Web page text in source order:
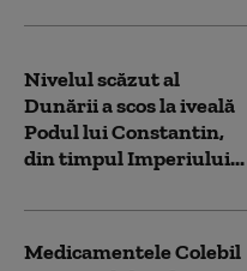
Nivelul scăzut al
Dunării a scos la iveală
Podul lui Constantin,
din timpul Imperiului...
Medicamentele Colebil